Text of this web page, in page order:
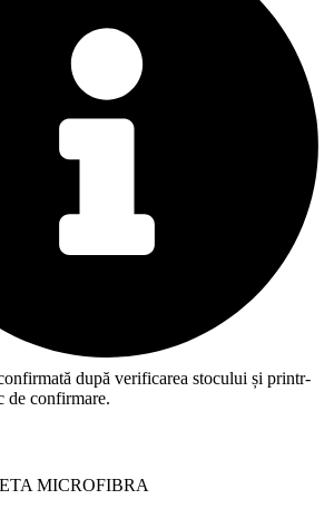
după verificarea stocului și printr-
de confirmare.
MICROFIBRA